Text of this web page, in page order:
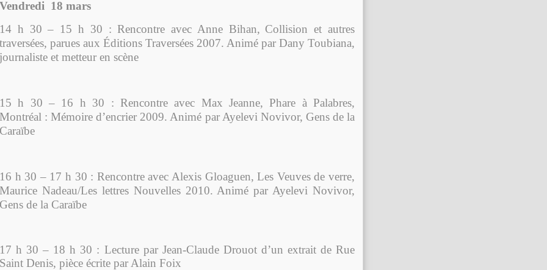
Vendredi 18 mars
14 h 30 – 15 h 30 : Rencontre avec Anne Bihan, Collision et autres
traversées, parues aux Éditions Traversées 2007. Animé par Dany Toubiana,
journaliste et metteur en scène
15 h 30 – 16 h 30 : Rencontre avec Max Jeanne, Phare à Palabres,
Montréal : Mémoire d’encrier 2009. Animé par Ayelevi Novivor, Gens de la
Caraïbe
16 h 30 – 17 h 30 : Rencontre avec Alexis Gloaguen, Les Veuves de verre,
Maurice Nadeau/Les lettres Nouvelles 2010. Animé par Ayelevi Novivor,
Gens de la Caraïbe
17 h 30 – 18 h 30 : Lecture par Jean-Claude Drouot d’un extrait de Rue
Saint Denis, pièce écrite par Alain Foix